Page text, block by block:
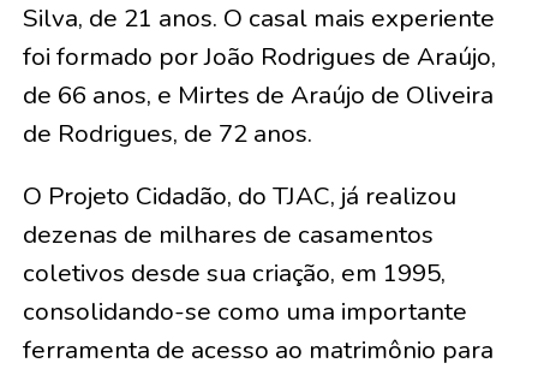
Silva, de 21 anos. O casal mais experiente
foi formado porJoão Rodrigues de Araújo,
de 66 anos, e Mirtes de Araújo de Oliveira
de Rodrigues, de 72 anos.
O Projeto Cidadão, do TJAC, já realizou
dezenas de milhares de casamentos
coletivos desde sua criação, em 1995,
consolidando-se como uma importante
ferramenta de acesso ao matrimônio para